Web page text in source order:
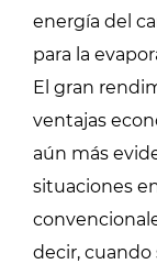
energía del
para la
El gran
ventajas
aún más
situaciones
decir, cuando